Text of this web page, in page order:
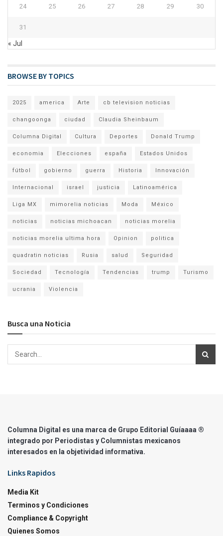
24 25 26 27 28 29 30
31
« Jul
BROWSE BY TOPICS
2025 america Arte cb television noticias
changoonga ciudad Claudia Sheinbaum
Columna Digital Cultura Deportes Donald Trump
economia Elecciones españa Estados Unidos
fútbol gobierno guerra Historia Innovación
Internacional israel justicia Latinoamérica
Liga MX mimorelia noticias Moda México
noticias noticias michoacan noticias morelia
noticias morelia ultima hora Opinion politica
quadratin noticias Rusia salud Seguridad
Sociedad Tecnología Tendencias trump Turismo
ucrania Violencia
Busca una Noticia
Columna Digital es una marca de Grupo Editorial Guíaaaa ®
integrado por Periodistas y Columnistas mexicanos
interesados en la objetividad informativa.
Links Rapidos
Media Kit
Terminos y Condiciones
Compliance & Copyright
Quienes Somos